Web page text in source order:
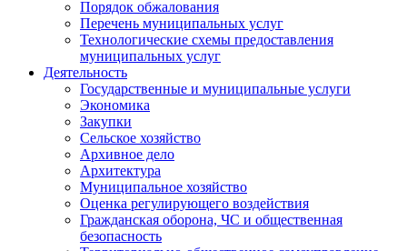
Порядок обжалования
Перечень муниципальных услуг
Технологические схемы предоставления
муниципальных услуг
Деятельность
Государственные и муниципальные услуги
Экономика
Закупки
Сельское хозяйство
Архивное дело
Архитектура
Муниципальное хозяйство
Оценка регулирующего воздействия
Гражданская оборона, ЧС и общественная
безопасность